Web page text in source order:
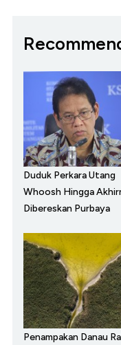
Duduk Perkara Utang
Whoosh Hingga
Dibereskan Purbaya
Penampakan Danau